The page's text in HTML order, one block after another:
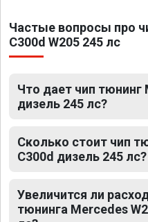
Частые вопросы про
C300d W205 245 лс
Что дает чип тюнинг
дизель 245 лс?
Сколько стоит чип
C300d дизель 245 лс?
Увеличится ли
тюнинга Mercedes